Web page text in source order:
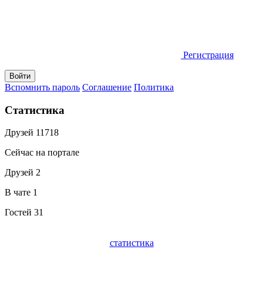
Регистрация
Вспомнить пароль Соглашение Политика
Статистика
Друзей 11718
Сейчас на портале
Друзей 2
В чате 1
Гостей 31
статистика